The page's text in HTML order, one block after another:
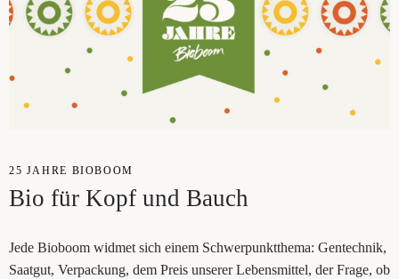
25 JAH­RE BIO­BOOM
Bio für Kopf und Bauch
Jede Bio­boom wid­met sich einem Schwer­punkt­the­ma: Gen­tech­nik,
Saat­gut, Ver­pa­ckung, dem Preis unse­rer Lebens­mit­tel, der Fra­ge, ob